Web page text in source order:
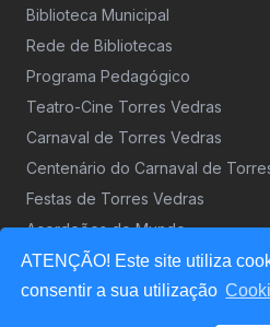
ATENÇÃO! Este site utiliza
consentir a sua utilização
Biblioteca Municipal
Rede de Bibliotecas
Programa Pedagógico
Teatro-Cine Torres Vedras
Carnaval de Torres Vedras
Centenário do Carnaval de
Festas de Torres Vedras
Acordeões do Mundo